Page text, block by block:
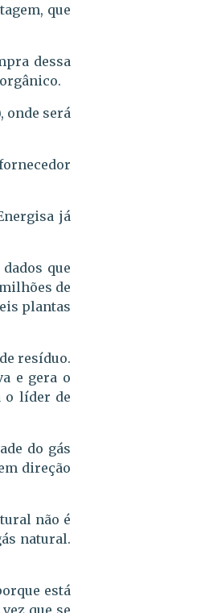
que
dessa
onde será
já
que
de
plantas
resíduo.
e gera o
o líder de
do gás
direção
não é
natural.
está
que se